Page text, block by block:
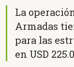
La
Armadas
para las
en USD